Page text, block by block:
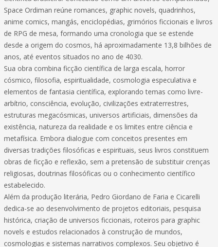
Space Ordiman reúne romances, graphic novels, quadrinhos,
anime comics, mangás, enciclopédias, grimórios ficcionais e livros
de RPG de mesa, formando uma cronologia que se estende
desde a origem do cosmos, há aproximadamente 13,8 bilhões de
anos, até eventos situados no ano de 4030.
Sua obra combina ficção científica de larga escala, horror
cósmico, filosofia, espiritualidade, cosmologia especulativa e
elementos de fantasia científica, explorando temas como livre-
arbítrio, consciência, evolução, civilizações extraterrestres,
estruturas megacósmicas, universos artificiais, dimensões da
existência, natureza da realidade e os limites entre ciência e
metafísica. Embora dialogue com conceitos presentes em
diversas tradições filosóficas e espirituais, seus livros constituem
obras de ficção e reflexão, sem a pretensão de substituir crenças
religiosas, doutrinas filosóficas ou o conhecimento científico
estabelecido.
Além da produção literária, Pedro Giordano de Faria e Cicarelli
dedica-se ao desenvolvimento de projetos editoriais, pesquisa
histórica, criação de universos ficcionais, roteiros para graphic
novels e estudos relacionados à construção de mundos,
cosmologias e sistemas narrativos complexos. Seu objetivo é